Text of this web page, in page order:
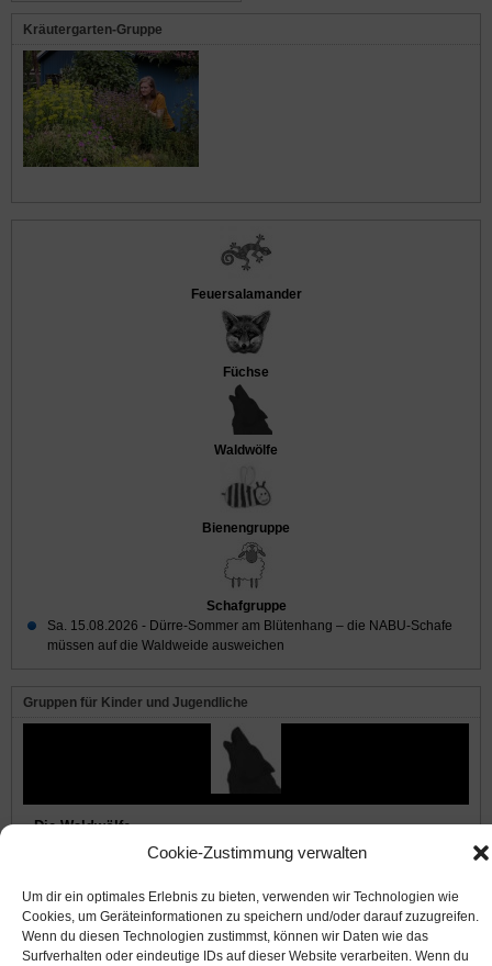
Cookie-Zustimmung verwalten
Um dir ein optimales Erlebnis zu bieten, verwenden wir Technologien wie
Cookies, um Geräteinformationen zu speichern und/oder darauf zuzugreifen.
Wenn du diesen Technologien zustimmst, können wir Daten wie das
Surfverhalten oder eindeutige IDs auf dieser Website verarbeiten. Wenn du
Kräutergarten-Gruppe
Feuersalamander
Füchse
Waldwölfe
Bienengruppe
Schafgruppe
Sa. 15.08.2026 - Dürre-Sommer am Blütenhang – die NABU-Schafe
müssen auf die Waldweide ausweichen
Gruppen für Kinder und Jugendliche
Die Waldwölfe
© 2008-2026NABU Seeheim|Impressum |Datenschutz|Cookie-Richtlinie|Kontakt